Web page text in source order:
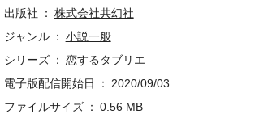
やはり素質があるということだろうか。 岩崎は美
恋に。 悩める女性に読んで欲しい。 共幻文庫 短編
化作品 ＊ 〈著者紹介〉 浜野稚子（はまのわかこ）
常をよりリアルに感じていただけるような物語を
出版社
株式会社共幻社
ジャンル
小説一般
シリーズ
恋するタブリエ
電子版配信開始日
2020/09/03
ファイルサイズ
0.56 MB